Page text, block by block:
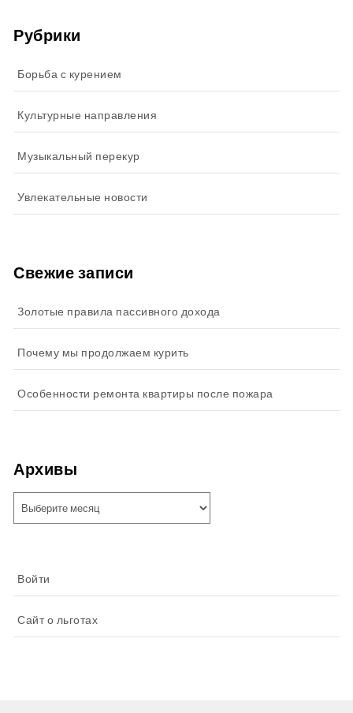
Рубрики
Борьба с курением
Культурные направления
Музыкальный перекур
Увлекательные новости
Свежие записи
Золотые правила пассивного дохода
Почему мы продолжаем курить
Особенности ремонта квартиры после пожара
Архивы
Войти
Сайт о льготах